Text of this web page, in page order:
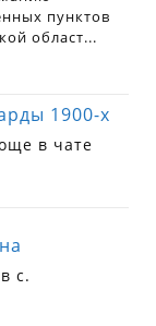
1900-х
в чате
с.